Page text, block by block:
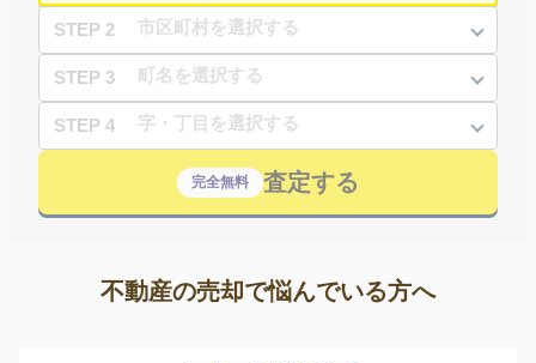
STEP 2
STEP 3
STEP 4
完全無料 査定する
不動産の売却で悩んでいる方へ